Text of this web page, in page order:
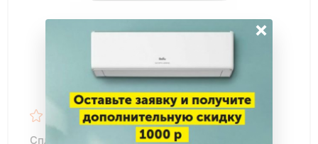
Сплит-система Rovex RS-09MDX1 Trend
×